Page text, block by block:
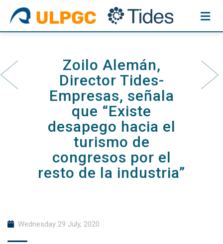
content
Zoilo Alemán,
Director Tides-
Empresas, señala
que “Existe
desapego hacia el
turismo de
congresos por el
resto de la industria”
Wednesday 29 July, 2020